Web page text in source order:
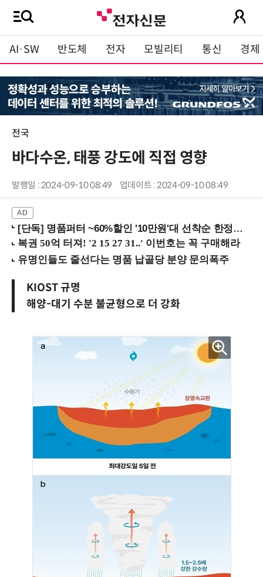
AI·SW 반도체 전자 모빌리티 통신 경제
전국
바다수온, 태풍 강도에 직접 영향
발행일 : 2024-09-10 08:49 업데이트 : 2024-09-10 08:49
[단독] 명품퍼터 ~60%할인 '10만원'대 선착순 한정판매!
KIOST 규명
해양-대기 수분 불균형으로 더 강화